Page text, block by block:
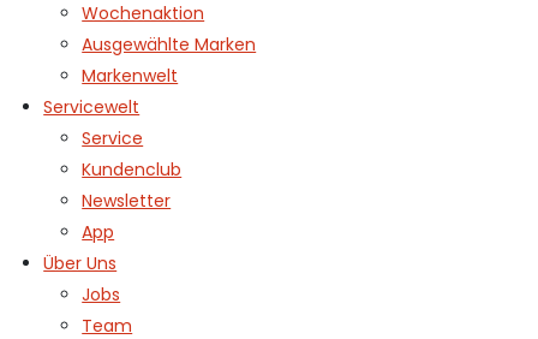
Wochenaktion
Ausgewählte Marken
Markenwelt
Servicewelt
Service
Kundenclub
Newsletter
App
Über Uns
Jobs
Team